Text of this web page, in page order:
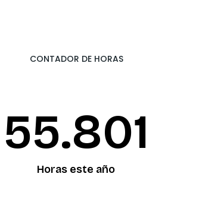
CONTADOR DE HORAS
55.874
Horas este año